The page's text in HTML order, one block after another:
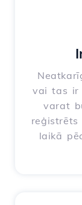
vai tas ir
varat
laikā